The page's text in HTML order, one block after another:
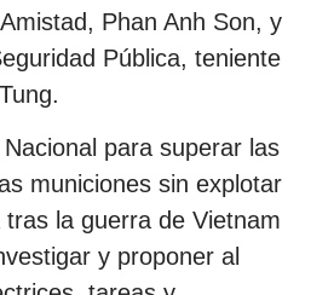
Phan Anh Son, y
Pública, teniente
para superar las
municiones sin explotar
la guerra de Vietnam
y proponer al